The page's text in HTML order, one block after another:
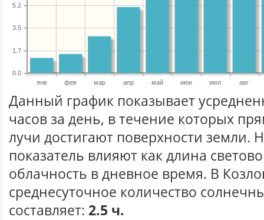
янв фев мар апр май июн июл авг
0.0
1.7
3.5
5.2
Данный график показывает
часов за день, в течение которых
лучи достигают поверхности земли.
показатель влияют как длина
облачность в дневное время. В
среднесуточное количество
составляет: 2.5 ч.